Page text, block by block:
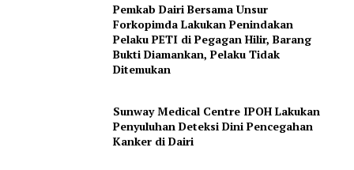
Pemkab Dairi Bersama Unsur
Forkopimda Lakukan Penindakan
Pelaku PETI di Pegagan Hilir, Barang
Bukti Diamankan, Pelaku Tidak
Ditemukan
Sunway Medical Centre IPOH Lakukan
Penyuluhan Deteksi Dini Pencegahan
Kanker di Dairi